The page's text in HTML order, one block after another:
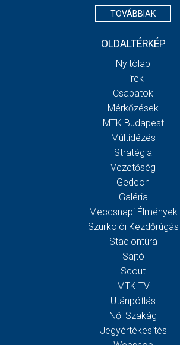
TOVÁBBIAK
OLDALTÉRKÉP
Nyitólap
Hírek
Csapatok
Mérkőzések
MTK Budapest
Múltidézés
Stratégia
Vezetőség
Gedeon
Galéria
Meccsnapi Élmények
Szurkolói Kezdőrúgás
Stadiontúra
Sajtó
Scout
MTK TV
Utánpótlás
Női Szakág
Jegyértékesítés